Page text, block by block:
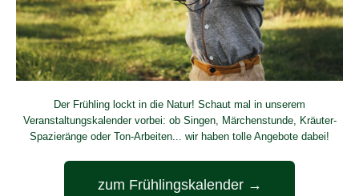
Der Frühling lockt in die Natur! Schaut mal in unserem
Veranstaltungskalender vorbei: ob Singen, Märchenstunde, Kräuter-
Spazieränge oder Ton-Arbeiten... wir haben tolle Angebote dabei!
zum Frühlingskalender →